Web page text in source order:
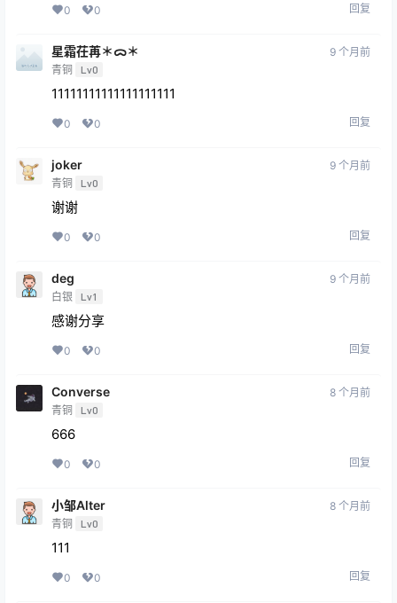
0 0 回复
星霜茌苒＊ᯅ＊
青铜 Lv0
9 个月前
11111111111111111111
0 0 回复
joker
青铜 Lv0
9 个月前
谢谢
0 0 回复
deg
白银 Lv1
9 个月前
感谢分享
0 0 回复
Converse
青铜 Lv0
8 个月前
666
0 0 回复
小邹Alter
青铜 Lv0
8 个月前
111
0 0 回复